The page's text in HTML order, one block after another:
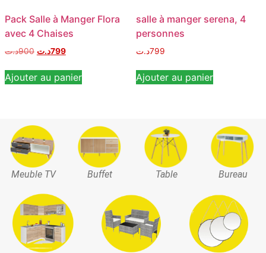
Pack Salle à Manger Flora
avec 4 Chaises
900د.ت 799د.ت
Ajouter au panier
salle à manger serena, 4
personnes
799د.ت
Ajouter au panier
Meuble TV Buffet Table Bureau